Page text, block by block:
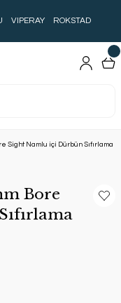
VIPERAY ROKSTAD
Sight Namlu içi Dürbün Sıfırlama
Bore